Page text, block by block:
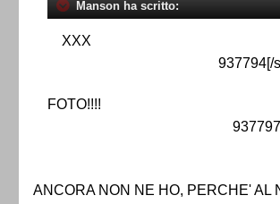
Manson ha scritto:
XXX
937794[/
FOTO!!!!
ANCORA NON NE HO, PERCHE' AL